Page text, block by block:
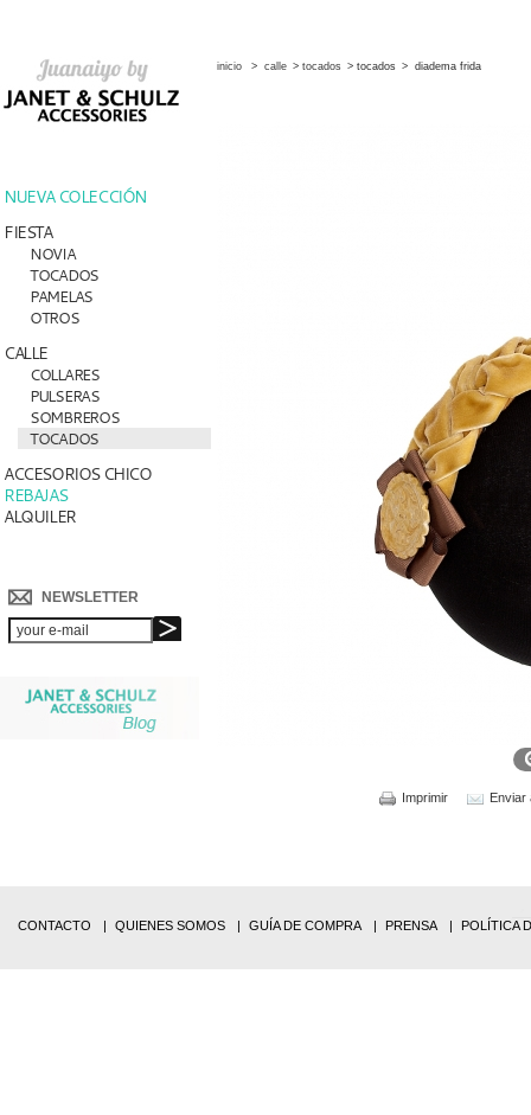
NUEVA COLECCIÓN
FIESTA
NOVIA
TOCADOS
PAMELAS
OTROS
CALLE
COLLARES
PULSERAS
SOMBREROS
TOCADOS
ACCESORIOS CHICO
REBAJAS
ALQUILER
NEWSLETTER
inicio > calle > tocados > tocados > diadema frida
Enviar
Imprimir
CONTACTO QUIENES SOMOS GUÍA DE COMPRA PRENSA POLÍTICA